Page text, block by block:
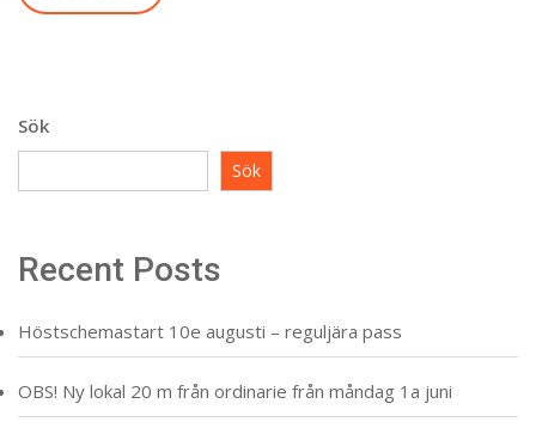
Sök
Sök
Recent Posts
Höstschemastart 10e augusti – reguljära pass
OBS! Ny lokal 20 m från ordinarie från måndag 1a juni